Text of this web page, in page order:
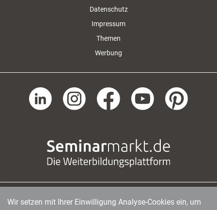
Datenschutz
Impressum
Themen
Werbung
managerSeminare Verlags GmbH | Endenicher Str. 41
|
Wir setzen mit Ihrer Einwilligung Analyse-Cookies ein, um